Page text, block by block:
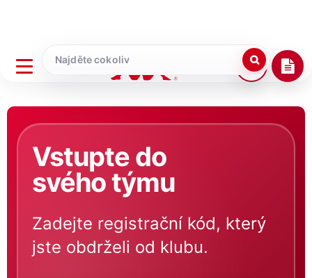
Vstupte do
svého týmu
Zadejte registrační kód, který
jste obdrželi od klubu.